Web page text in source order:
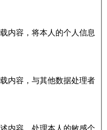
内容，将本人的个人信息
内容，与其他数据处理者
内容，处理本人的敏感个